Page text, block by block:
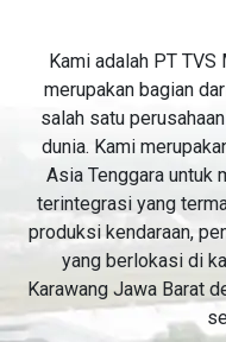
Kami adalah PT
merupakan bagian
salah satu
dunia. Kami
Asia Tenggara untuk
terintegrasi yang
produksi kendaraan,
yang berlokasi di
Karawang Jawa Barat